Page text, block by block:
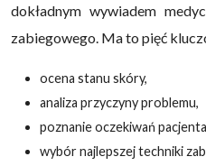
dokładnym wywiadem
zabiegowego. Ma to pięć
ocena stanu skóry,
analiza przyczyny problemu,
poznanie oczekiwań
wybór najlepszej techniki